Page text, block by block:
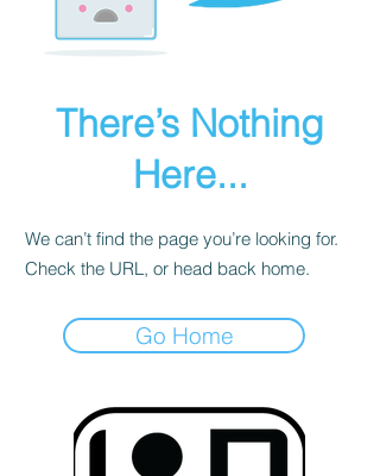
There’s Nothing
Here...
We can’t find the page you’re looking for.
Check the URL, or head back home.
Go Home